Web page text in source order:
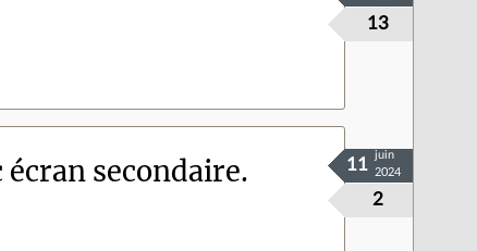
13
secondaire.
2
11
juin
2024